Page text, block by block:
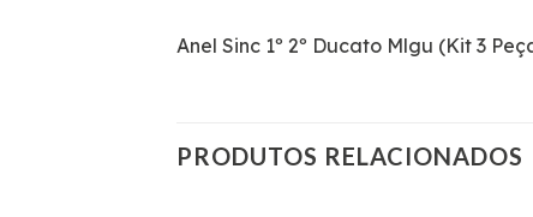
Anel Sinc 1º 2º Ducato Mlgu (Kit 3
PRODUTOS RELACIONADOS